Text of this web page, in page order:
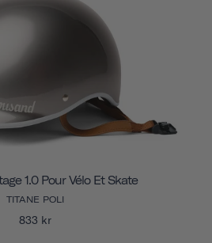
1.0 Pour Vélo Et Skate
TITANE POLI
833 kr